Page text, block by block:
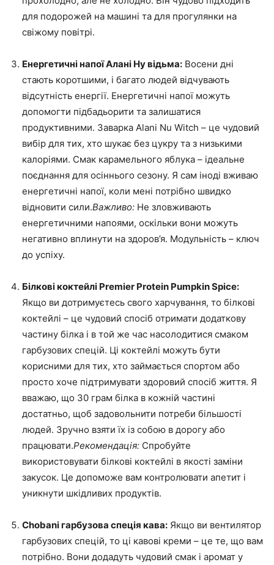
для подорожей на машині та для прогулянки на
свіжому повітрі.
Енергетичні напої Алані Ну відьма: Восени дні
стають коротшими, і багато людей відчувають
відсутність енергії. Енергетичні напої можуть
допомогти підбадьорити та залишатися
продуктивними. Заварка Alani Nu Witch – це чудовий
вибір для тих, хто шукає без цукру та з низькими
калоріями. Смак карамельного яблука – ідеальне
поєднання для осіннього сезону. Я сам іноді вживаю
енергетичні напої, коли мені потрібно швидко
відновити сили.Важливо: Не зловживають
енергетичними напоями, оскільки вони можуть
негативно вплинути на здоров’я. Модульність – ключ
до успіху.
Білкові коктейлі Premier Protein Pumpkin Spice:
Якщо ви дотримуєтесь свого харчування, то білкові
коктейлі – це чудовий спосіб отримати додаткову
частину білка і в той же час насолодитися смаком
гарбузових спецій. Ці коктейлі можуть бути
корисними для тих, хто займається спортом або
просто хоче підтримувати здоровий спосіб життя. Я
вважаю, що 30 грам білка в кожній частині
достатньо, щоб задовольнити потреби більшості
людей. Зручно взяти їх із собою в дорогу або
працювати.Рекомендація: Спробуйте
використовувати білкові коктейлі в якості заміни
закусок. Це допоможе вам контролювати апетит і
уникнути шкідливих продуктів.
Chobani гарбузова спеція кава: Якщо ви вентилятор
гарбузових спецій, то ці кавові креми – це те, що вам
потрібно. Вони додадуть чудовий смак і аромат у